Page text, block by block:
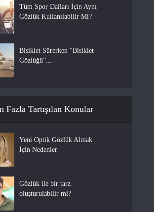
Tüm Spor Dalları İçin Aynı
Gözlük Kullanılabilir Mi?
Bisiklet Sürerken “Bisiklet
Gözlüğü”...
Fazla Tartışılan Konular
Yeni Optik Gözlük Almak
İçin Nedenler
Gözlük ile bir tarz
oluşturulabilir mi?